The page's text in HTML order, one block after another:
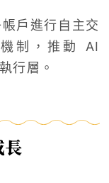
戶進行自主交
制，推動 AI
行層。
長